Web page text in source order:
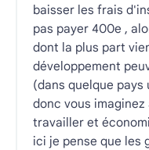
baisser les frais
pas payer 400e ,
dont la plus part
développement
(dans quelque pays
donc vous
travailler et
ici je pense que les